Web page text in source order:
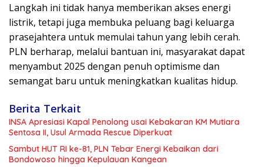
Langkah ini tidak hanya memberikan akses energi
listrik, tetapi juga membuka peluang bagi keluarga
prasejahtera untuk memulai tahun yang lebih cerah.
PLN berharap, melalui bantuan ini, masyarakat dapat
menyambut 2025 dengan penuh optimisme dan
semangat baru untuk meningkatkan kualitas hidup.
Berita Terkait
INSA Apresiasi Kapal Penolong usai Kebakaran KM Mutiara
Sentosa II, Usul Armada Rescue Diperkuat
Sambut HUT RI ke-81, PLN Tebar Energi Kebaikan dari
Bondowoso hingga Kepulauan Kangean